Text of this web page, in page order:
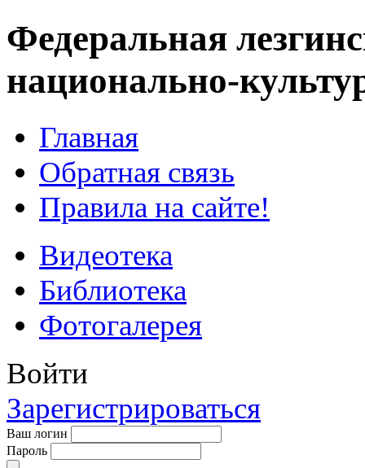
Федеральная
национально-
Главная
Обратная связь
Правила на сайте!
Видеотека
Библиотека
Фотогалерея
Войти
Зарегистрироваться
Ваш логин
Пароль